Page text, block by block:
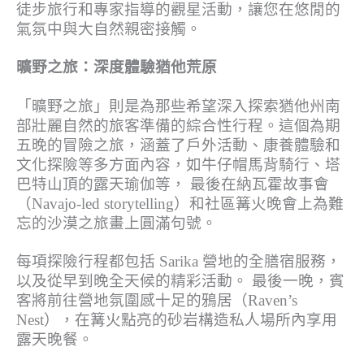
徒步旅行和專家指導的觀星活動，讓您在悠閒的
氣氛中與大自然親密接觸。
曠野之旅：深度體驗猶他荒原
「曠野之旅」則是為那些希望深入探索猶他州南
部壯麗自然的旅客準備的綜合性行程。這個為期
五晚的冒險之旅，涵蓋了戶外活動、康養體驗和
文化探險等多方面內容，如牛仔帽馬背騎行、塔
巴特山頂的露天瑜伽等， 最後在納瓦霍故事會
（Navajo-led storytelling）和社區篝火晚會上為難
忘的沙漠之旅畫上圓滿句號。
每項探險行程都包括 Sarika 營地的全膳宿服務，
以及從早到晚全天候的精彩活動。 最後一晚，賓
客將前往營地氛圍感十足的鴉居（Raven’s
Nest），在篝火點亮的砂岩構造私人場所內享用
露天晚餐。